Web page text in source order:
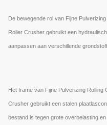
De bewegende rol van Fijne
Roller Crusher gebruikt een
aanpassen aan verschillende
Het frame van Fijne Pulverizing Rolling
Crusher gebruikt een stalen
bestand is tegen grote overbelasting en